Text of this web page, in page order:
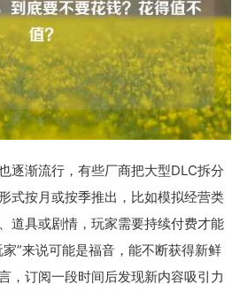
逐渐流行，有些厂商把大型DLC拆分
式按月或按季推出，比如模拟经营类
道具或剧情，玩家需要持续付费才能
”来说可能是福音，能不断获得新鲜
，订阅一段时间后发现新内容吸引力